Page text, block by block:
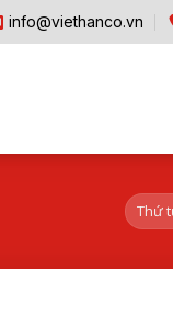
info@viethanco.vn